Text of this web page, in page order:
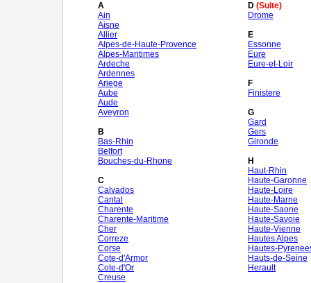
A
Ain
Aisne
Allier
Alpes-de-Haute-Provence
Alpes-Maritimes
Ardeche
Ardennes
Ariege
Aube
Aude
Aveyron
B
Bas-Rhin
Belfort
Bouches-du-Rhone
C
Calvados
Cantal
Charente
Charente-Maritime
Cher
Correze
Corse
Cote-d'Armor
Cote-d'Or
Creuse
D (Suite)
Drome
E
Essonne
Eure
Eure-et-Loir
F
Finistere
G
Gard
Gers
Gironde
H
Haut-Rhin
Haute-Garonne
Haute-Loire
Haute-Marne
Haute-Saone
Haute-Savoie
Haute-Vienne
Hautes Alpes
Hautes-
Hauts-de-Seine
Herault